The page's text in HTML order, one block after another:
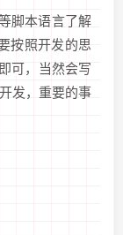
脚本语言了解
按照开发的思
可，当然会写
发，重要的事